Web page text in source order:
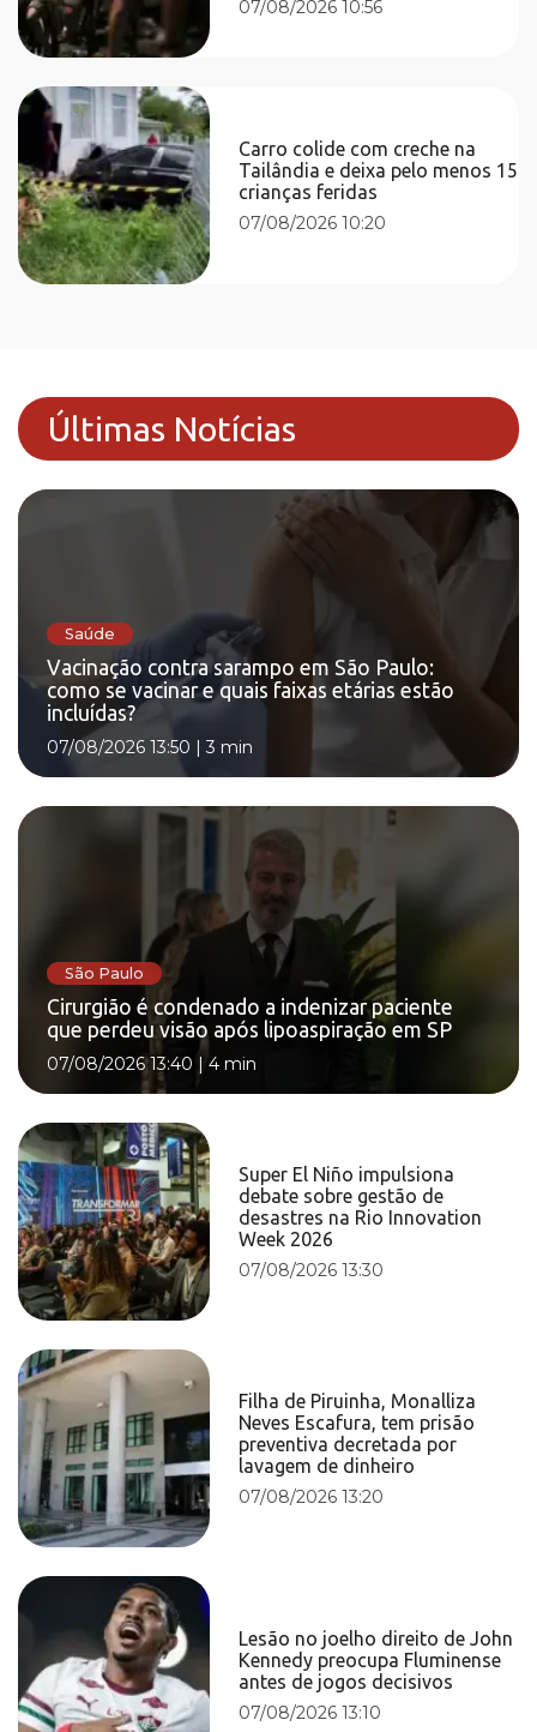
07/08/2026 10:56
Carro colide com creche na
Tailândia e deixa pelo menos 15
crianças feridas
07/08/2026 10:20
Últimas Notícias
Saúde
Vacinação contra sarampo em São Paulo:
como se vacinar e quais faixas etárias estão
incluídas?
07/08/2026 13:50 |3 min
São Paulo
Cirurgião é condenado a indenizar paciente
que perdeu visão após lipoaspiração em SP
07/08/2026 13:40 | 4 min
Super El Niño impulsiona
debate sobre gestão de
desastres na Rio Innovation
Week 2026
07/08/2026 13:30
Filha de Piruinha, Monalliza
Neves Escafura, tem prisão
preventiva decretada por
lavagem de dinheiro
07/08/2026 13:20
Lesão no joelho direito de John
Kennedy preocupa Fluminense
antes de jogos decisivos
07/08/2026 13:10